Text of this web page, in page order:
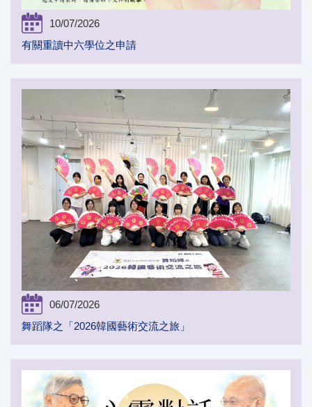
10/07/2026
有關重讀中六學位之申請
06/07/2026
舞蹈隊之「2026韓國藝術交流之旅」